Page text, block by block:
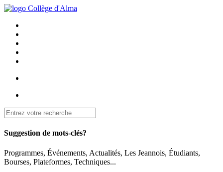
Suggestion de mots-clés?
Programmes, Événements, Actualités, Les Jeannois, Étudiants,
Bourses, Plateformes, Techniques...